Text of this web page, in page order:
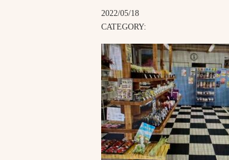
2022/05/18
CATEGORY: